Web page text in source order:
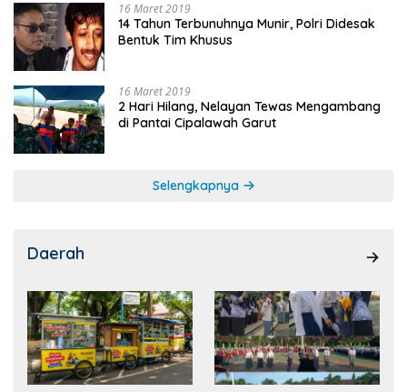
16 Maret 2019
14 Tahun Terbunuhnya Munir, Polri Didesak
Bentuk Tim Khusus
16 Maret 2019
2 Hari Hilang, Nelayan Tewas Mengambang
di Pantai Cipalawah Garut
Selengkapnya
Daerah